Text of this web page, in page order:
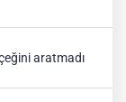
aratmadı